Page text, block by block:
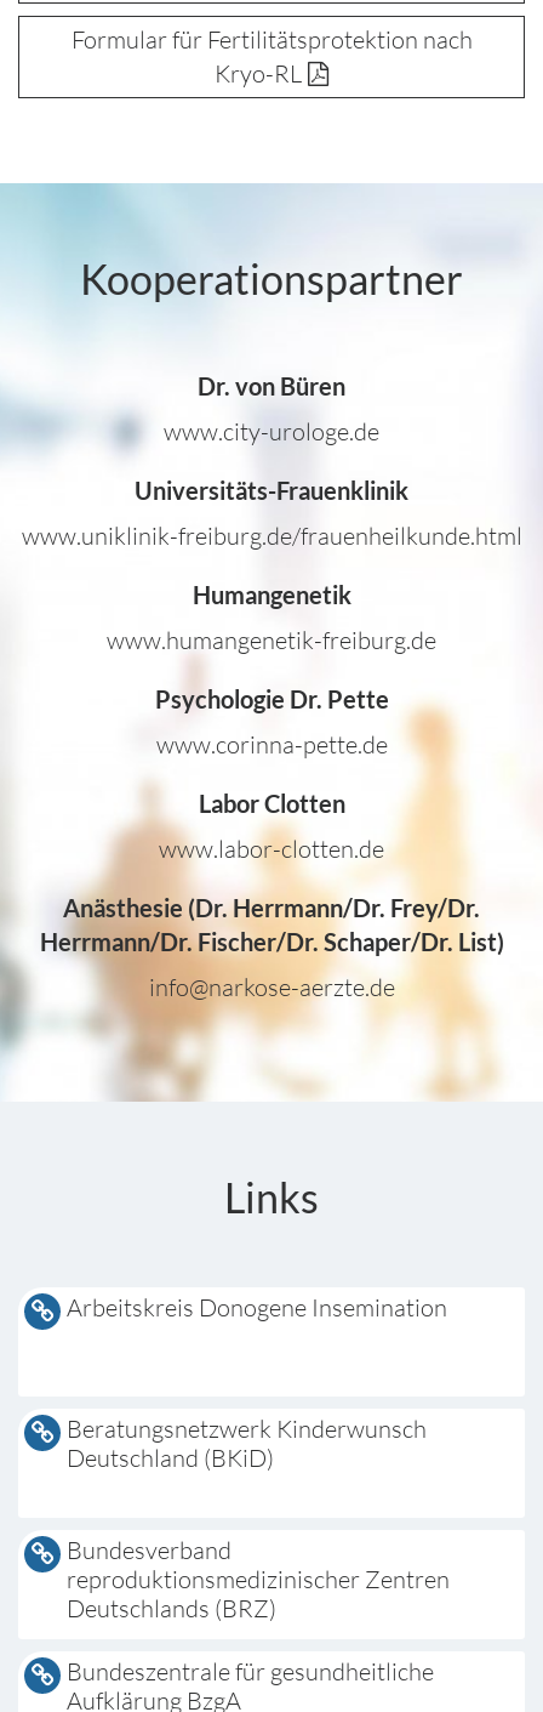
Formular für Fertilitätsprotektion nach
Kryo-RL
Kooperationspartner
Dr. von Büren
www.city-urologe.de
Universitäts-Frauenklinik
www.uniklinik-freiburg.de/frauenheilkunde.html
Humangenetik
www.humangenetik-freiburg.de
Psychologie Dr. Pette
www.corinna-pette.de
Labor Clotten
www.labor-clotten.de
Anästhesie (Dr. Herrmann/Dr. Frey/Dr.
Herrmann/Dr. Fischer/Dr. Schaper/Dr. List)
info@narkose-aerzte.de
Links
Arbeitskreis Donogene Insemination
Beratungsnetzwerk Kinderwunsch
Deutschland (BKiD)
Bundesverband
reproduktionsmedizinischer Zentren
Deutschlands (BRZ)
Bundeszentrale für gesundheitliche
Aufklärung BzgA